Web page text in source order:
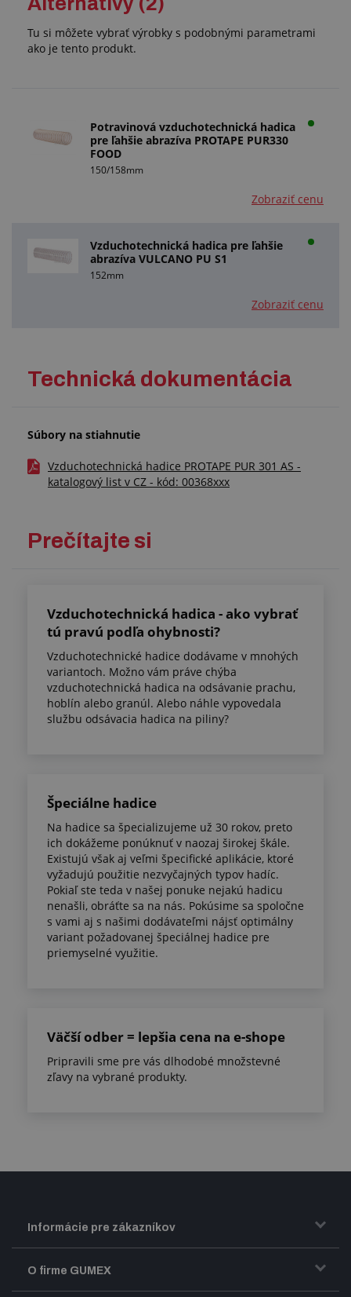
Tu si môžete vybrať výrobky s podobnými parametrami
ako je tento produkt.
Potravinová vzduchotechnická hadica
pre ľahšie abrazíva PROTAPE PUR330
FOOD
150/158mm
Zobraziť cenu
Vzduchotechnická hadica pre ľahšie
abrazíva VULCANO PU S1
152mm
Zobraziť cenu
Technická dokumentácia
Súbory na stiahnutie
Vzduchotechnická hadice PROTAPE PUR 301 AS -
katalogový list v CZ - kód: 00368xxx
Prečítajte si
Vzduchotechnická hadica - ako vybrať
tú pravú podľa ohybnosti?
Vzduchotechnické hadice dodávame v mnohých
variantoch. Možno vám práve chýba
vzduchotechnická hadica na odsávanie prachu,
hoblín alebo granúl. Alebo náhle vypovedala
službu odsávacia hadica na piliny?
Špeciálne hadice
Na hadice sa špecializujeme už 30 rokov, preto
ich dokážeme ponúknuť v naozaj širokej škále.
Existujú však aj veľmi špecifické aplikácie, ktoré
vyžadujú použitie nezvyčajných typov hadíc.
Pokiaľ ste teda v našej ponuke nejakú hadicu
nenašli, obráťte sa na nás. Pokúsime sa spoločne
s vami aj s našimi dodávateľmi nájsť optimálny
variant požadovanej špeciálnej hadice pre
priemyselné využitie.
Väčší odber = lepšia cena na e-shope
Pripravili sme pre vás dlhodobé množstevné
zľavy na vybrané produkty.
Informácie pre zákazníkov
Doprava a zasielanie tovaru
O firme GUMEX